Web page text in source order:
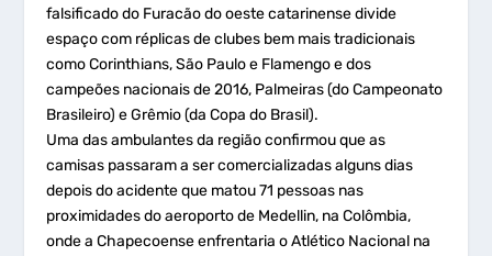
falsificado do Furacão do oeste catarinense divide
espaço com réplicas de clubes bem mais tradicionais
como Corinthians, São Paulo e Flamengo e dos
campeões nacionais de 2016, Palmeiras (do Campeonato
Brasileiro) e Grêmio (da Copa do Brasil).
Uma das ambulantes da região confirmou que as
camisas passaram a ser comercializadas alguns dias
depois do acidente que matou 71 pessoas nas
proximidades do aeroporto de Medellin, na Colômbia,
onde a Chapecoense enfrentaria o Atlético Nacional na